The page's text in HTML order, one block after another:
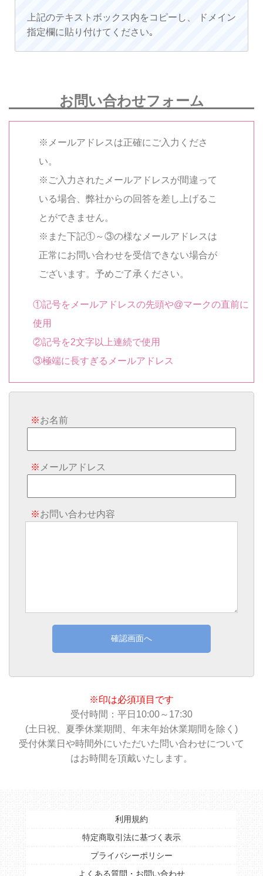
上記のテキストボックス内をコピーし、 ドメイン
指定欄に貼り付けてください｡
お問い合わせフォーム
※メールアドレスは正確にご入力くださ
い。
※ご入力されたメールアドレスが間違って
いる場合、弊社からの回答を差し上げるこ
とができません。
※また下記①～③の様なメールアドレスは
正常にお問い合わせを受信できない場合が
ございます。予めご了承ください。
①記号をメールアドレスの先頭や@マークの直前に
使用
②記号を2文字以上連続で使用
③極端に長すぎるメールアドレス
※お名前
※ メールアドレス
※お問い合わせ内容
確認画面へ
※印は必須項目です
受付時間：平日10:00～17:30
(土日祝、夏季休業期間、年末年始休業期間を除く)
受付休業日や時間外にいただいた問い合わせについて
はお時間を頂戴いたします。
利用規約
特定商取引法に基づく表示
プライバシーポリシー
よくある質問・お問い合わせ